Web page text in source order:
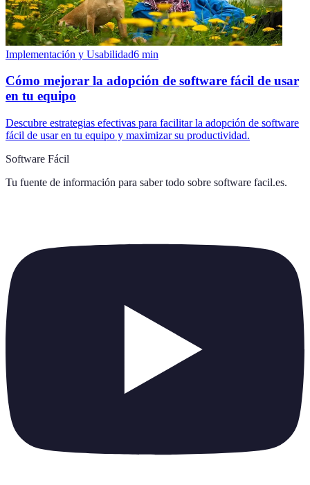
Implementación y Usabilidad6 min
Cómo mejorar la adopción de software fácil de usar
en tu equipo
Descubre estrategias efectivas para facilitar la adopción de software
fácil de usar en tu equipo y maximizar su productividad.
Software Fácil
Tu fuente de información para saber todo sobre software facil.es.